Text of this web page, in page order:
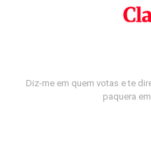
Diz-me em quem votas e te
paquera